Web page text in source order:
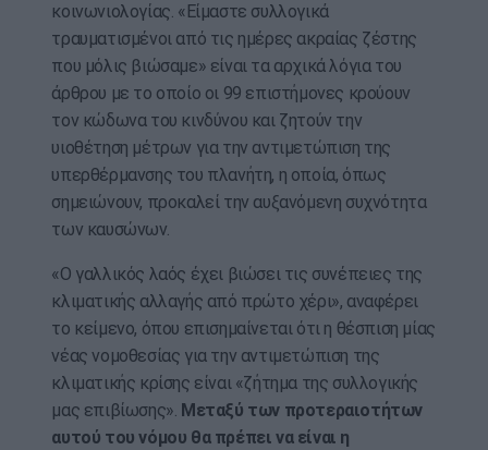
κοινωνιολογίας. «Είμαστε συλλογικά
τραυματισμένοι από τις ημέρες ακραίας ζέστης
που μόλις βιώσαμε» είναι τα αρχικά λόγια του
άρθρου με το οποίο οι 99 επιστήμονες κρούουν
τον κώδωνα του κινδύνου και ζητούν την
υιοθέτηση μέτρων για την αντιμετώπιση της
υπερθέρμανσης του πλανήτη, η οποία, όπως
σημειώνουν, προκαλεί την αυξανόμενη συχνότητα
των καυσώνων.
«Ο γαλλικός λαός έχει βιώσει τις συνέπειες της
κλιματικής αλλαγής από πρώτο χέρι», αναφέρει
το κείμενο, όπου επισημαίνεται ότι η θέσπιση μίας
νέας νομοθεσίας για την αντιμετώπιση της
κλιματικής κρίσης είναι «ζήτημα της συλλογικής
μας επιβίωσης». Μεταξύ των προτεραιοτήτων
αυτού του νόμου θα πρέπει να είναι η